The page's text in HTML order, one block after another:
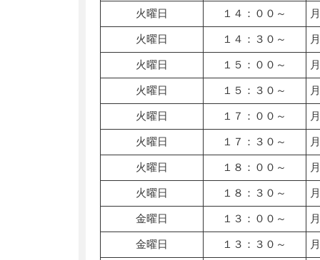
火曜日 １４：００～
火曜日 １４：３０～
火曜日 １５：００～
火曜日 １５：３０～
火曜日 １７：００～
火曜日 １７：３０～
火曜日 １８：００～
火曜日 １８：３０～
金曜日 １３：００～
金曜日 １３：３０～